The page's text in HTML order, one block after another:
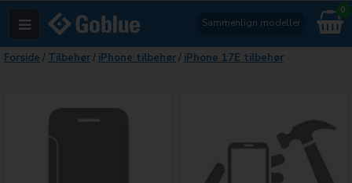
Sammenlign modeller
0
Forside / Tilbehør/ iPhone tilbehør/ iPhone 17E tilbehør